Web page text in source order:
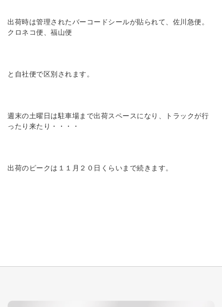
出荷時は管理されたバーコードシールが貼られて、佐川急便。
クロネコ便、福山便
と自社便で区別されます。
週末の土曜日は駐車場まで出荷スペースになり、トラックが行
ったり来たり・・・・
出荷のピークは１１月２０日くらいまで続きます。